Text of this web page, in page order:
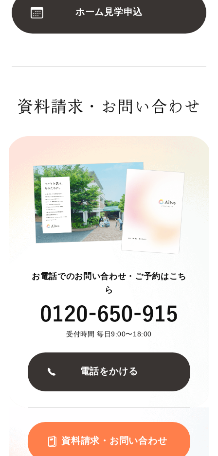
ホーム見学申込
資料請求・お問い合わせ
お電話でのお問い合わせ・ご予約はこち
ら
受付時間 毎日9:00〜18:00
電話をかける
資料請求・お問い合わせ